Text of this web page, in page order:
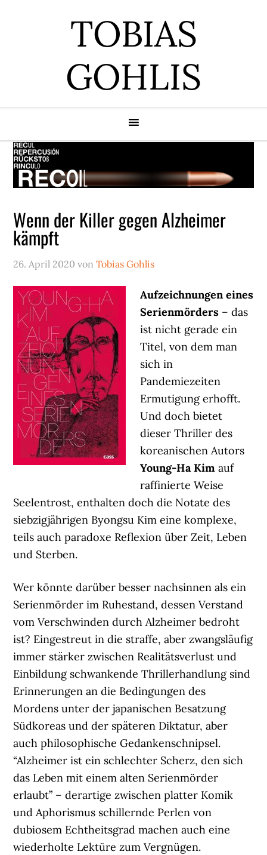
TOBIAS
GOHLIS
Wenn der Killer gegen Alzheimer
kämpft
26. April 2020 vonTobias Gohlis
Aufzeichnungen eines
Serienmörders – das
ist nicht gerade ein
Titel, von dem man
sich in
Pandemiezeiten
Ermutigung erhofft.
Und doch bietet
dieser Thriller des
koreanischen Autors
Young-Ha Kim auf
raffinierte Weise
Seelentrost, enthalten doch die Notate des
siebzigjährigen Byongsu Kim eine komplexe,
teils auch paradoxe Reflexion über Zeit, Leben
und Sterben.
Wer könnte darüber besser nachsinnen als ein
Serienmörder im Ruhestand, dessen Verstand
vom Verschwinden durch Alzheimer bedroht
ist? Eingestreut in die straffe, aber zwangsläufig
immer stärker zwischen Realitätsverlust und
Einbildung schwankende Thrillerhandlung sind
Erinnerungen an die Bedingungen des
Mordens unter der japanischen Besatzung
Südkoreas und der späteren Diktatur, aber
auch philosophische Gedankenschnipsel.
“Alzheimer ist ein schlechter Scherz, den sich
das Leben mit einem alten Serienmörder
erlaubt” – derartige zwischen platter Komik
und Aphorismus schillernde Perlen von
dubiosem Echtheitsgrad machen auch eine
wiederholte Lektüre zum Vergnügen.